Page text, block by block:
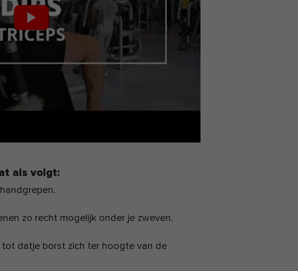
als volgt:
zo recht mogelijk onder je zweven.
datje borst zich ter hoogte van de